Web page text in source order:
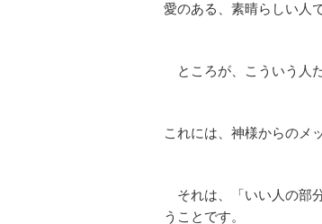
愛のある、素晴らしい人で
ところが、こういう人
これには、神様からのメ
それは、「いい人の部
うことです。